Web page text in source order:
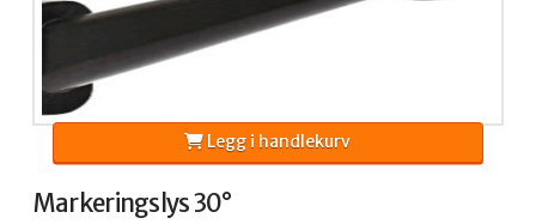
Markeringslys 30°
Legg i handlekurv